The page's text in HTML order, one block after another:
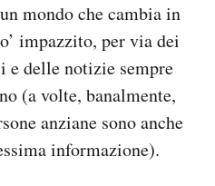
mondo che cambia in
impazzito, per via dei
e delle notizie sempre
(a volte, banalmente,
anziane sono anche
informazione).